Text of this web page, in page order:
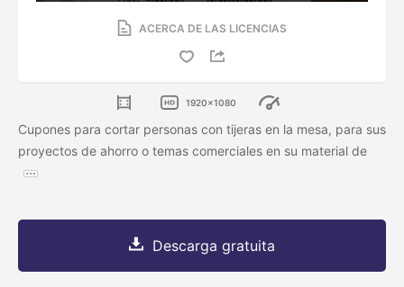
ACERCA DE LAS LICENCIAS
1920x1080
Cupones para cortar personas con tijeras en la mesa, para sus
proyectos de ahorro o temas comerciales en su material de
Descarga gratuita